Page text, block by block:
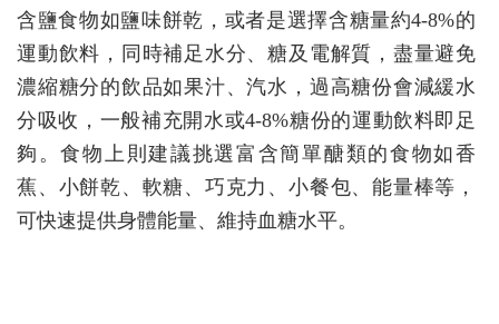
含鹽食物如鹽味餅乾，或者是選擇含糖量約4-8%的
運動飲料，同時補足水分、糖及電解質，盡量避免
濃縮糖分的飲品如果汁、汽水，過高糖份會減緩水
分吸收，一般補充開水或4-8%糖份的運動飲料即足
夠。食物上則建議挑選富含簡單醣類的食物如香
蕉、小餅乾、軟糖、巧克力、小餐包、能量棒等，
可快速提供身體能量、維持血糖水平。